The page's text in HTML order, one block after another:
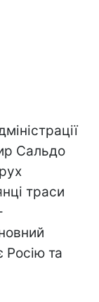
Сальдо
траси
та